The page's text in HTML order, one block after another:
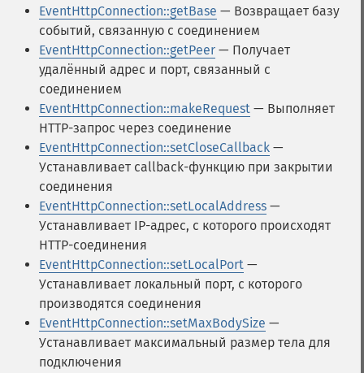
EventHttpConnection::getBase — Возвращает базу
событий, связанную с соединением
EventHttpConnection::getPeer — Получает
удалённый адрес и порт, связанный с
соединением
EventHttpConnection::makeRequest — Выполняет
HTTP-запрос через соединение
EventHttpConnection::setCloseCallback —
Устанавливает callback-функцию при закрытии
соединения
EventHttpConnection::setLocalAddress —
Устанавливает IP-адрес, с которого происходят
HTTP-соединения
EventHttpConnection::setLocalPort —
Устанавливает локальный порт, с которого
производятся соединения
EventHttpConnection::setMaxBodySize —
Устанавливает максимальный размер тела для
подключения